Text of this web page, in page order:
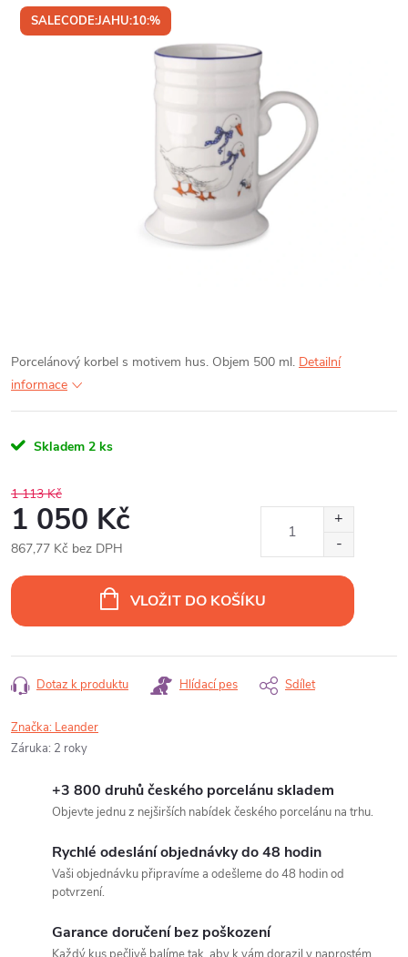
SALECODE:JAHU:10:%
Porcelánový korbel s motivem hus. Objem 500 ml. Detailní
informace
Skladem 2 ks
1 113 Kč
1 050 Kč
867,77 Kč bez DPH
cena:
VLOŽIT DO KOŠÍKU
Dotaz k produktu Hlídací pes Sdílet
Značka: Leander
Záruka: 2 roky
+3 800 druhů českého porcelánu skladem
Objevte jednu z nejširších nabídek českého porcelánu na trhu.
Rychlé odeslání objednávky do 48 hodin
Vaši objednávku připravíme a odešleme do 48 hodin od
potvrzení.
Garance doručení bez poškození